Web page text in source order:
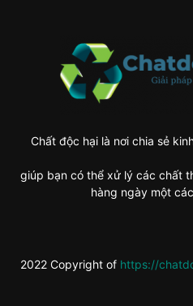
Chất độc hại là nơi chia sẻ
giúp bạn có thể xử lý các chất
hàng ngày một
2022 Copyright of https://